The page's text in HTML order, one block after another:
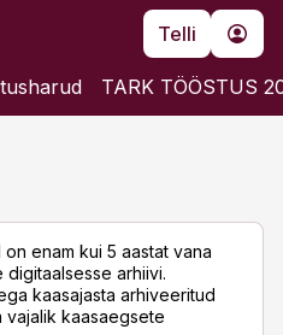
Telli
TARK TÖÖSTUS
on enam kui 5 aastat vana
arhiivi.
kaasajasta arhiveeritud
vajalik kaasaegsete